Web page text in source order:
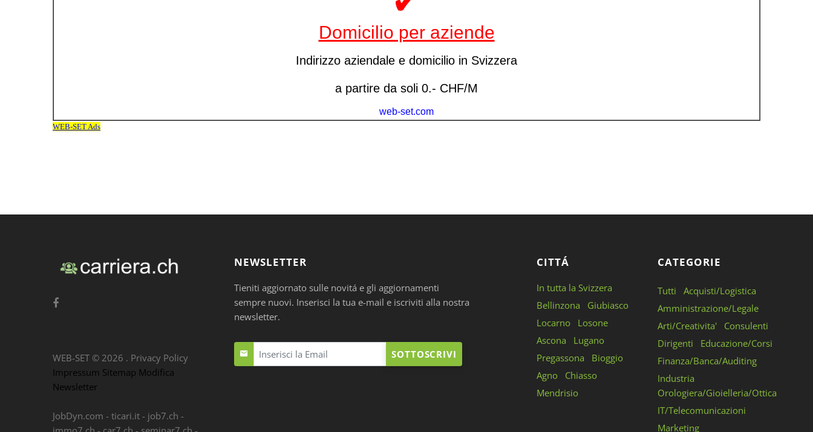
NEWSLETTER
Tieniti aggiornato sulle novitá e gli aggiornamenti
sempre nuovi. Inserisci la tua e-mail e iscriviti alla nostra
newsletter.
SOTTOSCRIVI
CITTÁ
In tutta la Svizzera
Bellinzona
Giubiasco
Locarno
Losone
Ascona
Lugano
Pregassona
Bioggio
Agno
Chiasso
Mendrisio
CATEGORIE
Tutti
Acquisti/Logistica
Amministrazione/Legale
Arti/Creativita'
Consulenti
Dirigenti
Educazione/Corsi
Finanza/Banca/Auditing
Industria
Orologiera/Gioielleria/Ottica
IT/Telecomunicazioni
Marketing
WEB-SET © 2026 . Privacy Policy
Impressum Sitemap Modifica
Newsletter
JobDyn.com - ticari.it - job7.ch -